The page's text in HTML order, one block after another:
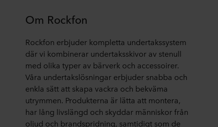
Om Rockfon
Rockfon erbjuder kompletta undertakssystem
där vi kombinerar undertaksskivor av stenull
med olika typer av bärverk och accessoirer.
Våra undertakslösningar erbjuder snabba och
enkla sätt att skapa vackra och bekväma
utrymmen. Produkterna är lätta att montera,
har lång livslängd och skyddar människor från
oljud och brandspridning, samtidigt som de